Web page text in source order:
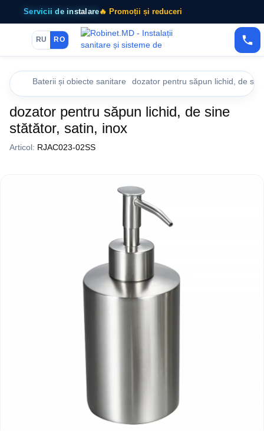
Servicii de instalare🔥 Promoții și reduceri
RU RO
Baterii și obiecte sanitare dozator pentru săpun lichid, de
dozator pentru săpun lichid, de sine
stătător, satin, inox
Articol: RJAC023-02SS